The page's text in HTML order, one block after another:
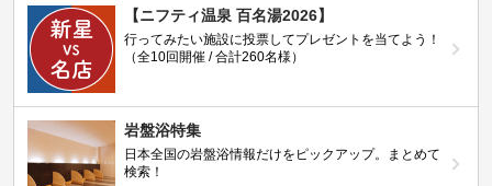
【ニフティ温泉 百名湯2026】
行ってみたい施設に投票してプレゼントを当てよう！
（全10回開催 / 合計260名様）
岩盤浴特集
日本全国の岩盤浴情報だけをピックアップ。まとめて
検索！